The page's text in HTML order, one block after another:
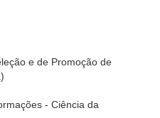
e de Promoção de
- Ciência da